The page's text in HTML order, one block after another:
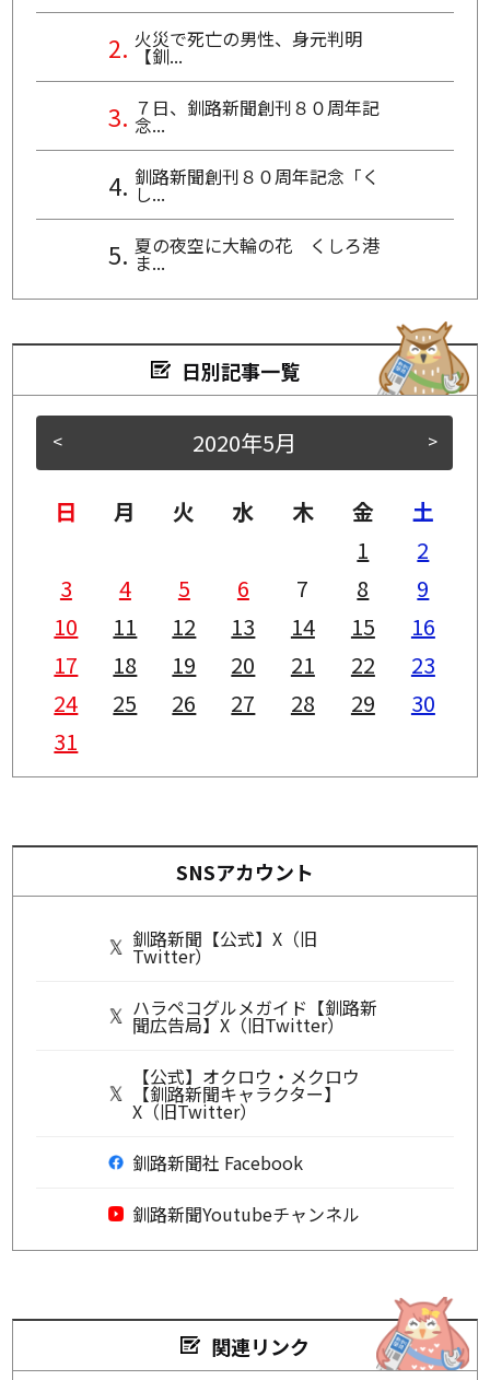
火災で死亡の男性、身元判明
【釧...
７日、釧路新聞創刊８０周年記
念...
釧路新聞創刊８０周年記念「く
し...
夏の夜空に大輪の花 くしろ港
ま...
日別記事一覧
< >
2020年5月
日 月 火 水 木 金
土
1
2
3
4 5 6 7 8
9
10
11 12 13 14 15
16
17
18 19 20 21 22
23
24
25 26 27 28 29
30
31
SNSアカウント
釧路新聞【公式】X（旧
Twitter）
ハラペコグルメガイド【釧路新
聞広告局】X（旧Twitter）
【公式】オクロウ・メクロウ
【釧路新聞キャラクター】
X（旧Twitter）
釧路新聞社 Facebook
釧路新聞Youtubeチャンネル
関連リンク